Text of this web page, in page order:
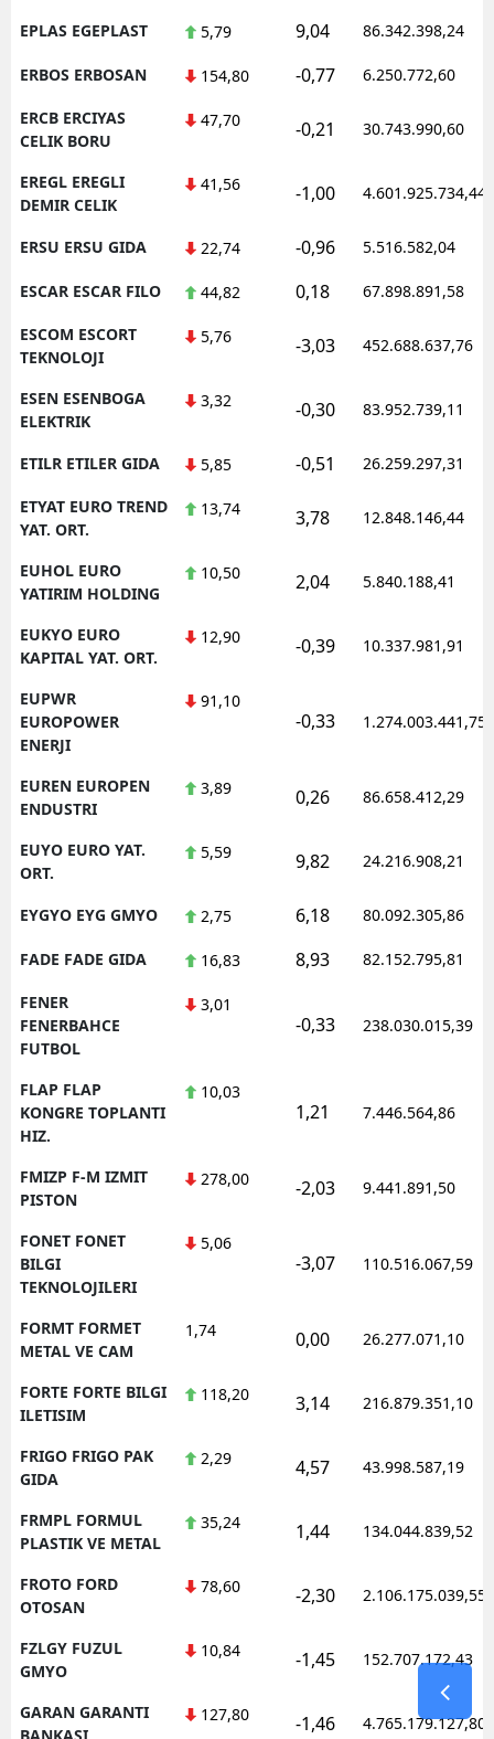
EPLAS EGEPLAST 5,79 9,04 86.342.398,24
ERBOS ERBOSAN 154,80 -0,77 6.250.772,60
ERCB ERCIYAS
CELIK BORU
47,70 -0,21 30.743.990,60
EREGL EREGLI
DEMIR CELIK
41,56 -1,00 4.601.925.734,44
ERSU ERSU GIDA 22,74 -0,96 5.516.582,04
ESCAR ESCAR FILO 44,82 0,18 67.898.891,58
ESCOM ESCORT
TEKNOLOJI
5,76 -3,03 452.688.637,76
ESEN ESENBOGA
ELEKTRIK
3,32 -0,30 83.952.739,11
ETILR ETILER GIDA 5,85 -0,51 26.259.297,31
ETYAT EURO TREND
YAT. ORT.
13,74 3,78 12.848.146,44
EUHOL EURO
YATIRIM HOLDING
10,50 2,04 5.840.188,41
EUKYO EURO
KAPITAL YAT. ORT.
12,90 -0,39 10.337.981,91
EUPWR
EUROPOWER
ENERJI
91,10
-0,33 1.274.003.441,75
EUREN EUROPEN
ENDUSTRI
3,89 0,26 86.658.412,29
EUYO EURO YAT.
ORT.
5,59 9,82 24.216.908,21
EYGYO EYG GMYO 2,75 6,18 80.092.305,86
FADE FADE GIDA 16,83 8,93 82.152.795,81
FENER
FENERBAHCE
FUTBOL
3,01
-0,33 238.030.015,39
FLAP FLAP
KONGRE TOPLANTI
HIZ.
10,03
1,21 7.446.564,86
FMIZP F-M IZMIT
PISTON
278,00 -2,03 9.441.891,50
FONET FONET
BILGI
TEKNOLOJILERI
5,06
-3,07 110.516.067,59
FORMT FORMET
METAL VE CAM
1,74 0,00 26.277.071,10
FORTE FORTE BILGI
ILETISIM
118,20 3,14 216.879.351,10
FRIGO FRIGO PAK
GIDA
2,29 4,57 43.998.587,19
FRMPL FORMUL
PLASTIK VE METAL
35,24 1,44 134.044.839,52
FROTO FORD
OTOSAN
78,60 -2,30 2.106.175.039,55
FZLGY FUZUL
GMYO
10,84 -1,45 152.707.172,43
GARAN GARANTI
BANKASI
127,80 -1,46 4.765.179.127,80